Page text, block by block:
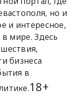
но и
и интересное,
мире. Здесь
бизнеса
в
18+